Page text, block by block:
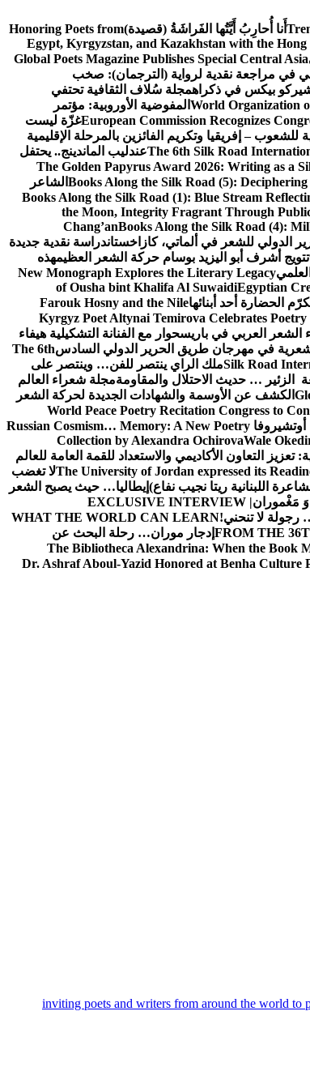
أَنا أُحارِبُ أَيَّتُها الفَراشَةُ (قصيدة)Honoring Poets from
Egypt, Kyrgyzstan, and Kazakhstan with the
Global Poets Magazine Publishes Special Central Asia
في مراجعة نقدية لرواية (الترجمان): صخب
بيكس في ذكراهمجلة سُلاف الثقافية تحتفي
World Organization المفوضية الأوروبية: مؤتمر
European Commission Recognizesغزّة ليست
للشعوب – إفريقيا وتكريم الفائزين بالمرحلة الإقليمية
The 6th Silk Roadعندليب الماندينج.. يحتفل
The Golden Papyrus Award 2026: Writing as a
Books Along the Silk Road (5): Deciphering الشاعر
Books Along the Silk Road (1): Blue Stream
the Moon, Integrity Fragrant Through
Chang’anBooks Along the Silk Road (4):
الدولي للشعر في ألماتي، كازاخستاندراسة نقدية جديدة
تتويج أشرف أبو اليزيد بوسام حركة الشعر العظيمهذه
New Monograph Explores the Literary Legacy
of Ousha bint Khalifa Al SuwaidiEgyptian
الحضارة أحد أبنائهاFarouk Hosny and the Nile
Kyrgyz Poet Altynai Temirova Celebrates
الشعر العربي في باريسحوار مع الفنانة التشكيلية هيفاء
في مهرجان طريق الحرير الدولي السادسThe 6th
Silk Roadملك الراي ينتصر للفن… وينتصر على
الزئير … حديث الاحتلال والمقاومةمجلة شعراء العالم
الكشف عن الأوسمة والشهادات الجديدة لحركة الشعر
World Peace Poetry Recitation Congress to
Russian Cosmism… Memory: A New Poetry
Collection by Alexandra OchirovaWale
التعاون الأكاديمي والاستعداد للقمة العامة للعالم
The University of Jordan expressed itsلا تغضب
اللبنانية ريتا نجيب نفاع) إيطاليا… حيث يصبح الشعر
وَ مَغْمورانEXCLUSIVE INTERVIEW |
لا تنحني!WHAT THE WORLD CAN LEARN
FROM THE إدجار موران… رحلة البحث عن
The Bibliotheca Alexandrina: When the Book
Dr. Ashraf Aboul-Yazid Honored at Benha Culture